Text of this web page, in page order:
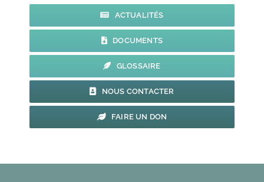
Novembre
ACTUALITÉS
DOCUMENTS
GLOSSAIRE
NOUS CONTACTER
FAIRE UN DON